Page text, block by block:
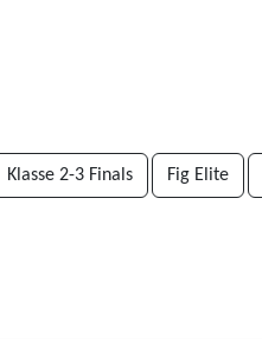
Klasse 2-3 Finals Fig Elite